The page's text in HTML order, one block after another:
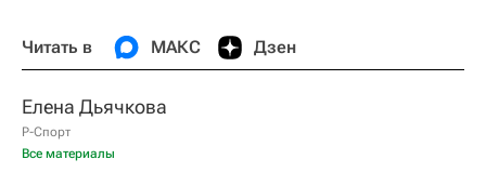
Читать в МАКС Дзен
Елена Дьячкова
Р-Спорт
Все материалы